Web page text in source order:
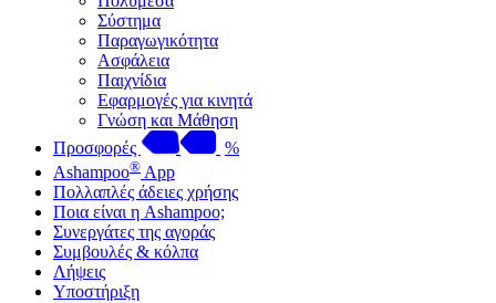
Σύστημα
Παραγωγικότητα
Ασφάλεια
Παιχνίδια
Εφαρμογές για κινητά
Γνώση και Μάθηση
Προσφορές
%
Ashampoo® App
Πολλαπλές άδειες χρήσης
Ποια είναι η Ashampoo;
Συνεργάτες της αγοράς
Συμβουλές & κόλπα
Λήψεις
Υποστήριξη